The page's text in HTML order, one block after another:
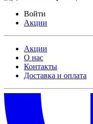
Войти
Акции
Акции
О нас
Контакты
Доставка и оплата